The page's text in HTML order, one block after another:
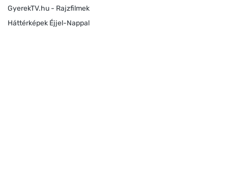
GyerekTV.hu - Rajzfilmek
Háttérképek Éjjel-Nappal